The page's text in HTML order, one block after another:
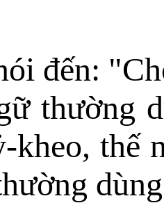
đến:
thường
kheo, thế